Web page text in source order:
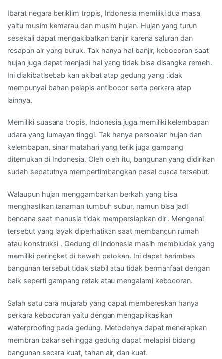
Ibarat negara beriklim tropis, Indonesia memiliki dua masa
yaitu musim kemarau dan musim hujan. Hujan yang turun
sesekali dapat mengakibatkan banjir karena saluran dan
resapan air yang buruk. Tak hanya hal banjir, kebocoran saat
hujan juga dapat menjadi hal yang tidak bisa disangka remeh.
Ini diakibatlsebab kan akibat atap gedung yang tidak
mempunyai bahan pelapis antibocor serta perkara atap
lainnya.
Memiliki suasana tropis, Indonesia juga memiliki kelembapan
udara yang lumayan tinggi. Tak hanya persoalan hujan dan
kelembapan, sinar matahari yang terik juga gampang
ditemukan di Indonesia. Oleh oleh itu, bangunan yang didirikan
sudah sepatutnya mempertimbangkan pasal cuaca tersebut.
Walaupun hujan menggambarkan berkah yang bisa
menghasilkan tanaman tumbuh subur, namun bisa jadi
bencana saat manusia tidak mempersiapkan diri. Mengenai
tersebut yang layak diperhatikan saat membangun rumah
atau konstruksi . Gedung di Indonesia masih membludak yang
memiliki peringkat di bawah patokan. Ini dapat berimbas
bangunan tersebut tidak stabil atau tidak bermanfaat dengan
baik seperti gampang retak atau mengalami kebocoran.
Salah satu cara mujarab yang dapat membereskan hanya
perkara kebocoran yaitu dengan mengaplikasikan
waterproofing pada gedung. Metodenya dapat menerapkan
membran bakar sehingga gedung dapat melapisi bidang
bangunan secara kuat, tahan air, dan kuat.